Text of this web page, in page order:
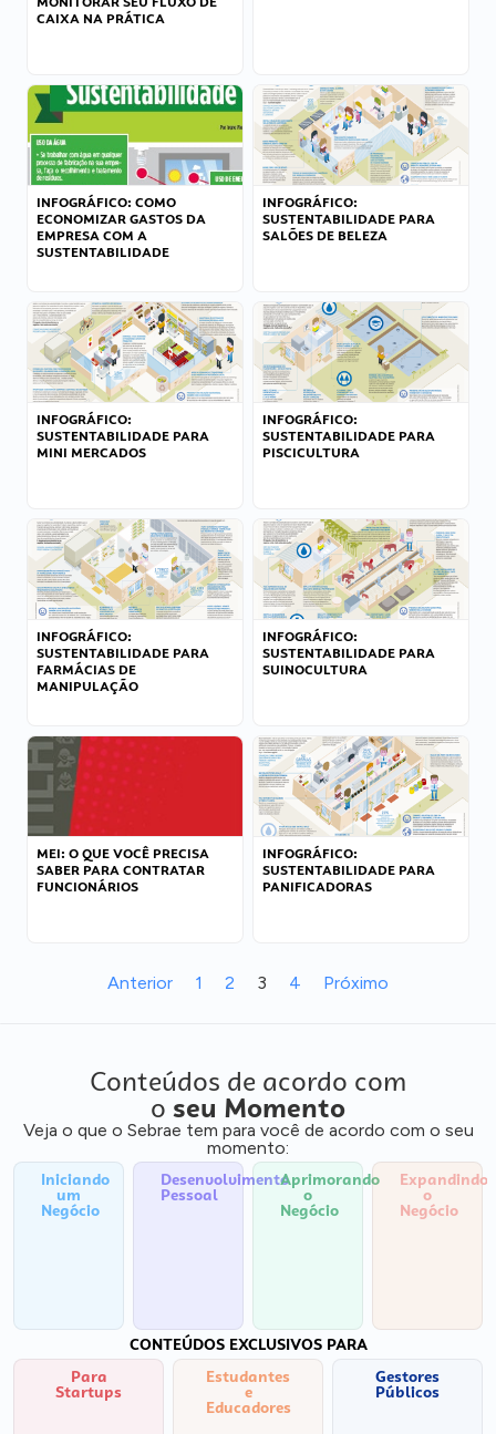
CAIXA NA PRÁTICA
INFOGRÁFICO: COMO
ECONOMIZAR GASTOS DA
EMPRESA COM A
SUSTENTABILIDADE
INFOGRÁFICO:
SUSTENTABILIDADE PARA
SALÕES DE BELEZA
INFOGRÁFICO:
SUSTENTABILIDADE PARA
MINI MERCADOS
INFOGRÁFICO:
SUSTENTABILIDADE PARA
PISCICULTURA
INFOGRÁFICO:
SUSTENTABILIDADE PARA
FARMÁCIAS DE
MANIPULAÇÃO
INFOGRÁFICO:
SUSTENTABILIDADE PARA
SUINOCULTURA
MEI: O QUE VOCÊ PRECISA
SABER PARA CONTRATAR
FUNCIONÁRIOS
INFOGRÁFICO:
SUSTENTABILIDADE PARA
PANIFICADORAS
Anterior 1 2 3 4 Próximo
Conteúdos de acordo com
o seu Momento
Veja o que o Sebrae tem para você de acordo com o seu
momento:
Iniciando
um
Negócio
Desenvolvimento
Pessoal
Aprimorando
o
Negócio
Expandindo
o
Negócio
CONTEÚDOS EXCLUSIVOS PARA
Para
Startups
Estudantes
e
Educadores
Gestores
Públicos